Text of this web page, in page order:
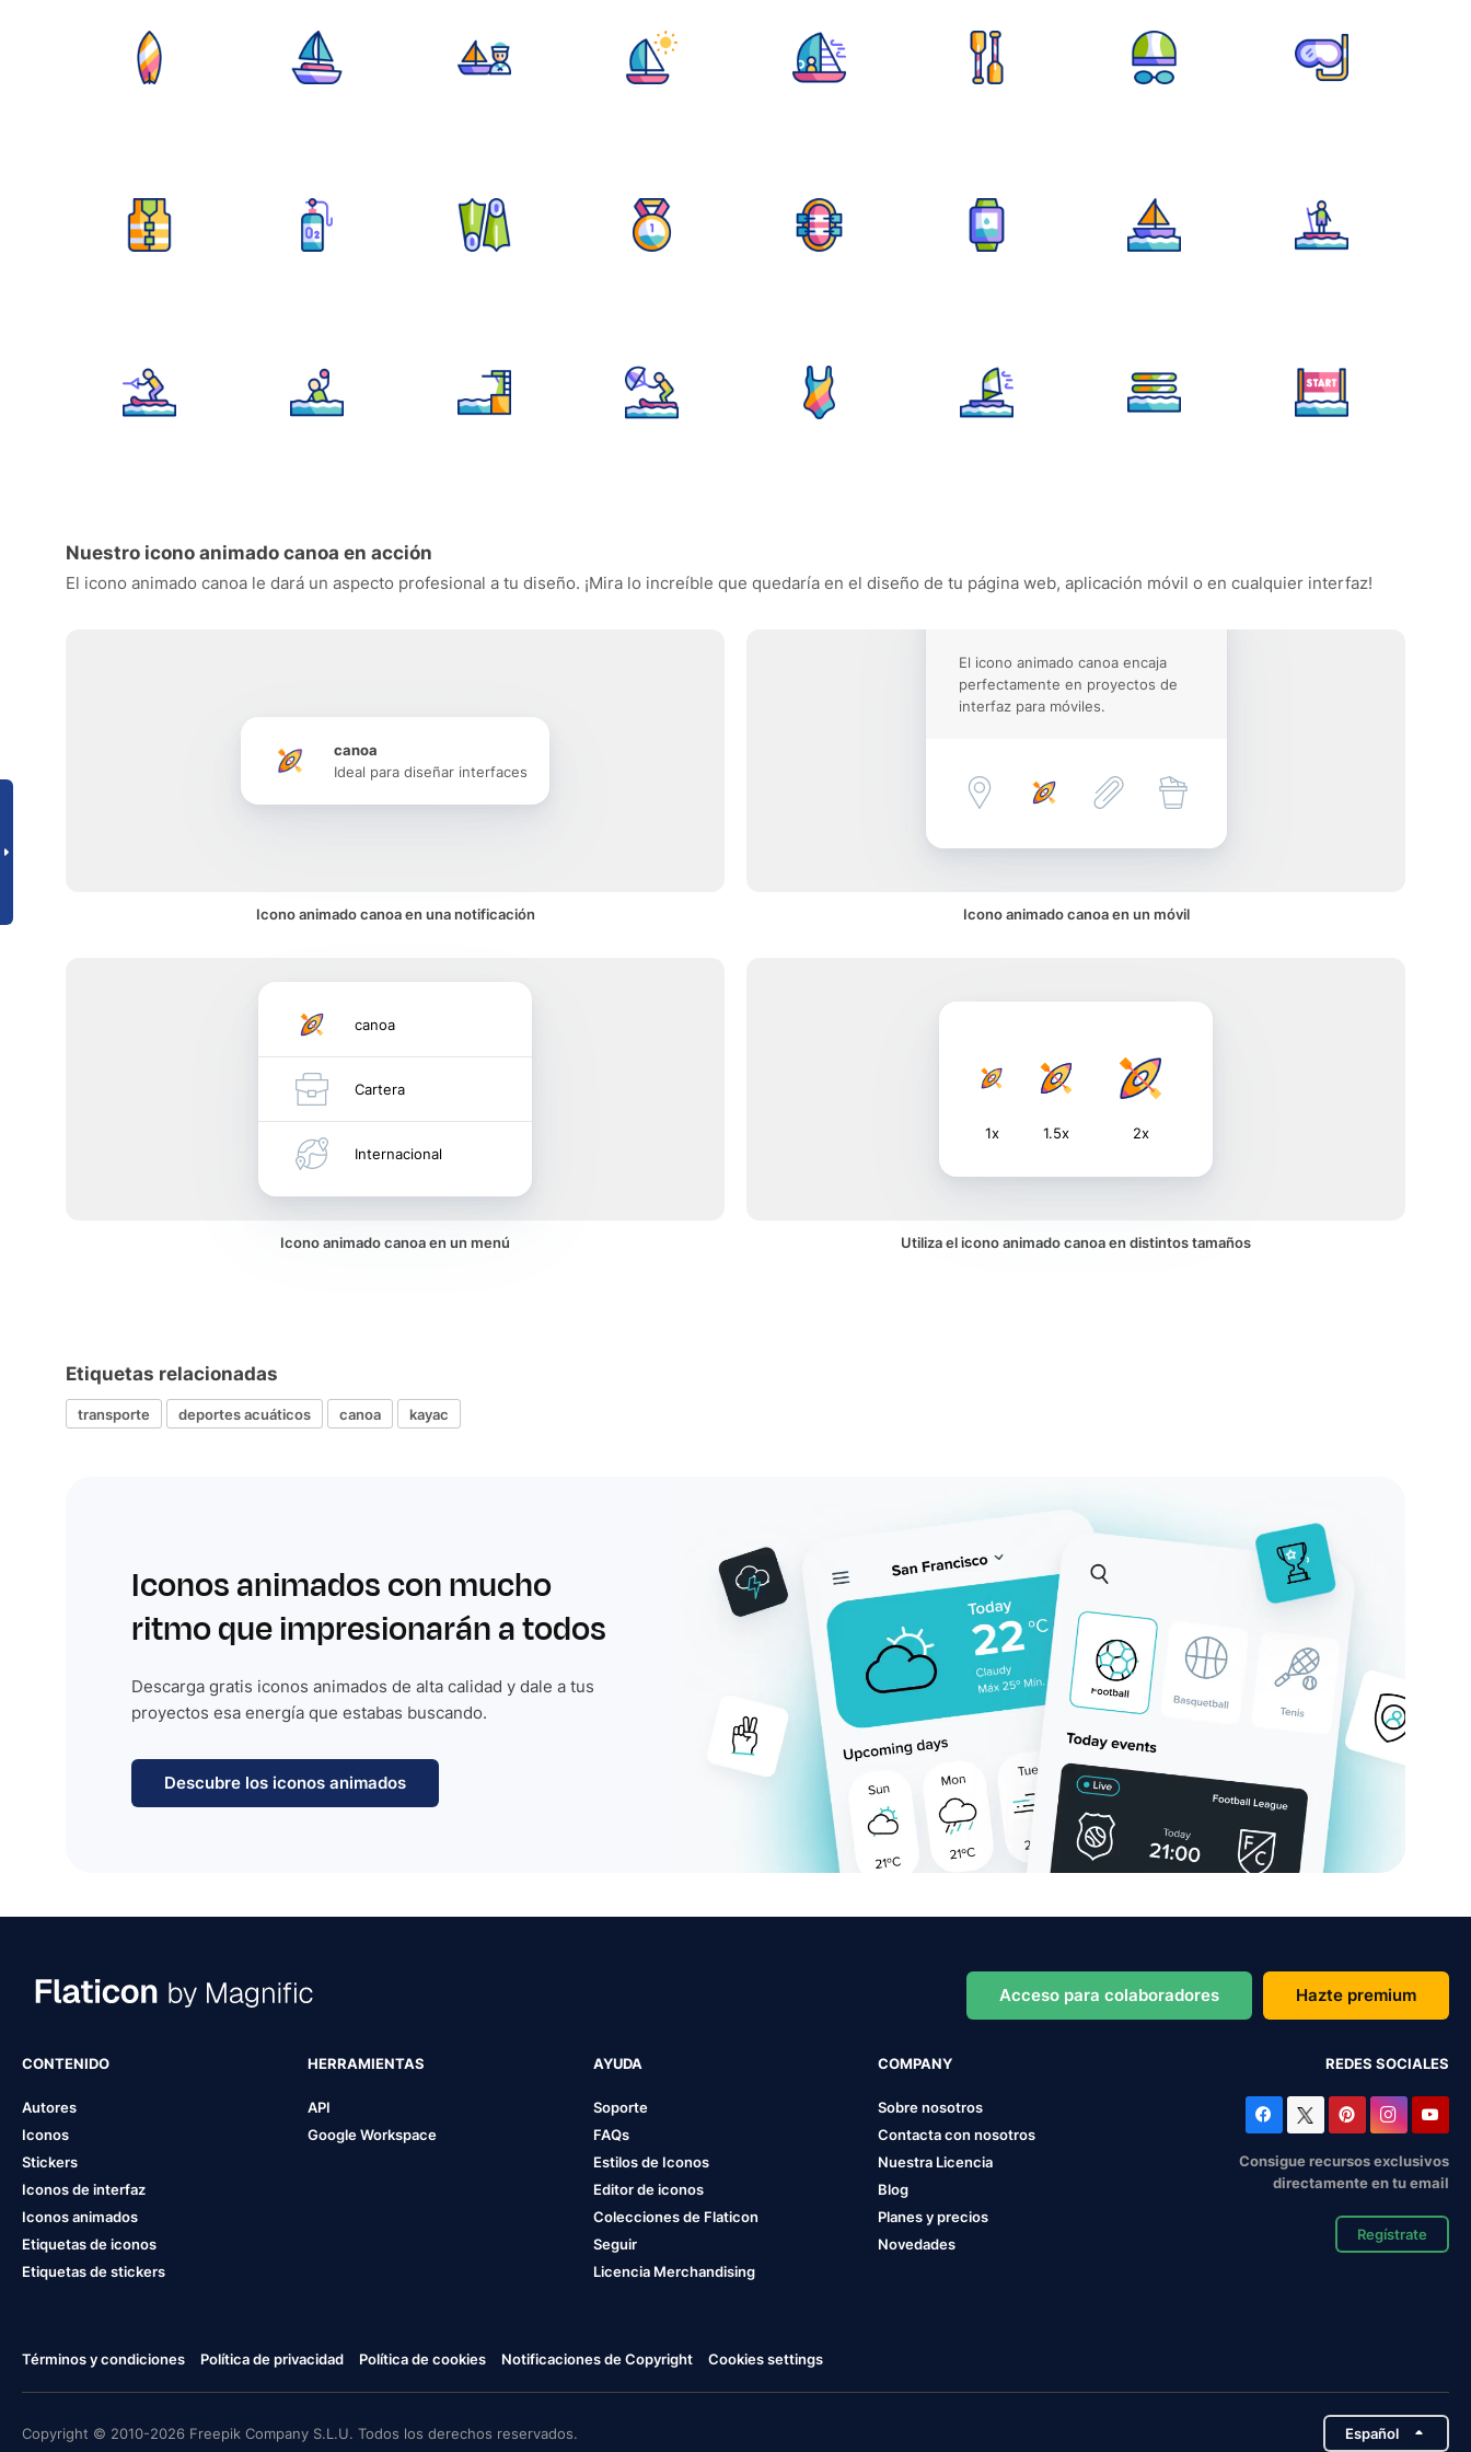
Nuestro icono animado canoa en acción
El icono animado canoa le dará un aspecto profesional a tu diseño. ¡Mira lo increíble que quedaría en el diseño de tu página web, aplicación móvil o en cualquier interfaz!
canoa
Ideal para diseñar interfaces
Icono animado canoa en una notificación
El icono animado canoa encaja
perfectamente en proyectos de
interfaz para móviles.
Icono animado canoa en un móvil
canoa
Cartera
Internacional
Icono animado canoa en un menú
1x 1.5x 2x
Utiliza el icono animado canoa en distintos tamaños
Etiquetas relacionadas
transporte deportes acuáticos canoa kayac
Iconos animados con mucho
ritmo que impresionarán a todos
Descarga gratis iconos animados de alta calidad y dale a tus
proyectos esa energía que estabas buscando.
Descubre los iconos animados
Acceso para colaboradores Hazte premium
CONTENIDO
Autores
Iconos
Stickers
Iconos de interfaz
Iconos animados
Etiquetas de iconos
Etiquetas de stickers
HERRAMIENTAS
API
Google Workspace
AYUDA
Soporte
FAQs
Estilos de Iconos
Editor de iconos
Colecciones de Flaticon
Seguir
Licencia Merchandising
COMPANY
Sobre nosotros
Contacta con nosotros
Nuestra Licencia
Blog
Planes y precios
Novedades
REDES SOCIALES
Consigue recursos exclusivos
directamente en tu email
Regístrate
Términos y condiciones Política de privacidad Política de cookies Notificaciones de Copyright Cookies settings
Copyright © 2010-2026 Freepik Company S.L.U. Todos los derechos reservados. Español